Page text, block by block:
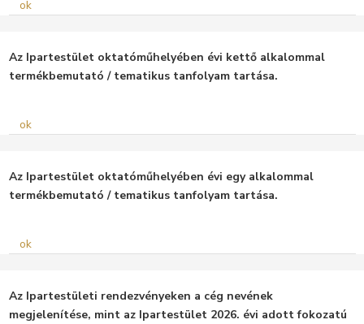
ok
Az Ipartestület oktatóműhelyében évi kettő alkalommal
termékbemutató / tematikus tanfolyam tartása.
ok
Az Ipartestület oktatóműhelyében évi egy alkalommal
termékbemutató / tematikus tanfolyam tartása.
ok
Az Ipartestületi rendezvényeken a cég nevének
megjelenítése, mint az Ipartestület 2026. évi adott fokozatú